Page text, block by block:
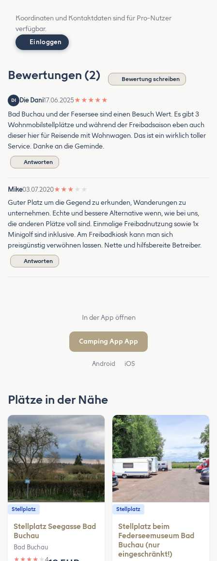
Koordinaten und Kontaktdaten sind für Pro-Nutzer
verfügbar.
Einloggen
Bewertungen (2) Bewertung schreiben
DI Die Dani17.06.2025★ ★ ★ ★ ★
Bad Buchau und der Fesersee sind einen Besuch Wert. Es gibt 3
Wohnmobilstellplätze und während der Freibadsaison eben auch
dieser hier für Reisende mit Wohnwagen. Das ist ein wirklich toller
Service. Danke an die Geminde.
Antworten
Mike03.07.2020★ ★ ★ ★ ★
Guter Platz um die Gegend zu erkunden, Wanderungen zu
unternehmen. Echte und bessere Alternative wenn, wie bei uns,
die anderen Plätze voll sind. Einmalige Freibadnutzung sowie 1x
Minigolf sind inklusive. Am Freibadkiosk kann man sich
preisgünstig verwöhnen lassen. Nette und hilfsbereite Betreiber.
Antworten
In der App öffnen
Camping App App
Android iOS
Plätze in der Nähe
Stellplatz
Stellplatz Seegasse Bad
Buchau
Bad Buchau
★ ★ ★ ★ ★ 4
Stellplatz
Stellplatz beim
Federseemuseum Bad
Buchau (nur
eingeschränkt!)